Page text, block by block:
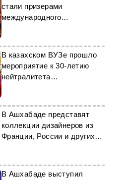
стали призерами
международного
культурного вечера в
Малайзии
В казахском ВУЗе прошло
мероприятие к 30-летию
нейтралитета
Туркменистана
В Ашхабаде представят
коллекции дизайнеров из
Франции, России и других
В Ашхабаде выступил